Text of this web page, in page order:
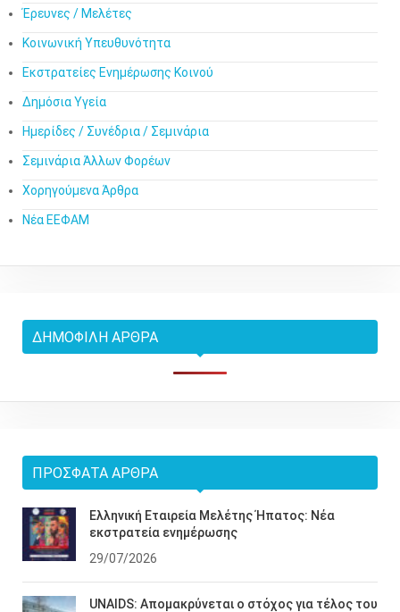
Έρευνες / Μελέτες
Κοινωνική Υπευθυνότητα
Εκστρατείες Ενημέρωσης Κοινού
Δημόσια Υγεία
Ημερίδες / Συνέδρια / Σεμινάρια
Σεμινάρια Άλλων Φορέων
Χορηγούμενα Άρθρα
Νέα ΕΕΦΑΜ
ΔΗΜΟΦΙΛΉ ΆΡΘΡΑ
ΠΡΌΣΦΑΤΑ ΆΡΘΡΑ
Ελληνική Εταιρεία Μελέτης Ήπατος: Νέα
εκστρατεία ενημέρωσης
29/07/2026
UNAIDS: Απομακρύνεται ο στόχος για τέλος του